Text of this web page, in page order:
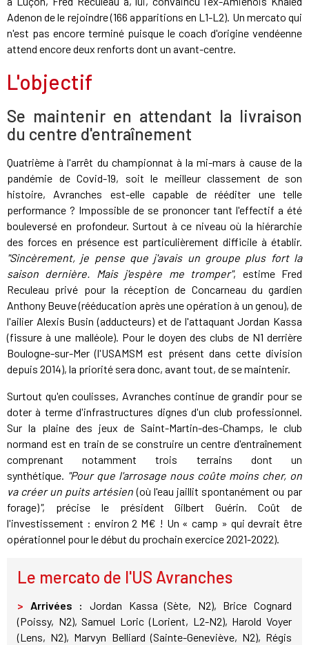
Adenon de le rejoindre (166 apparitions en L1-L2). Un mercato qui
n'est pas encore terminé puisque le coach d'origine vendéenne
attend encore deux renforts dont un avant-centre.
L'objectif
Se maintenir en attendant la livraison
du centre d'entraînement
Quatrième à l'arrêt du championnat à la mi-mars à cause de la
pandémie de Covid-19, soit le meilleur classement de son
histoire, Avranches est-elle capable de rééditer une telle
performance ? Impossible de se prononcer tant l'effectif a été
bouleversé en profondeur. Surtout à ce niveau où la hiérarchie
des forces en présence est particulièrement difficile à établir.
"Sincèrement, je pense que j'avais un groupe plus fort la
saison dernière. Mais j'espère me tromper", estime Fred
Reculeau privé pour la réception de Concarneau du gardien
Anthony Beuve (rééducation après une opération à un genou), de
l'ailier Alexis Busin (adducteurs) et de l'attaquant Jordan Kassa
(fissure à une malléole). Pour le doyen des clubs de N1 derrière
Boulogne-sur-Mer (l'USAMSM est présent dans cette division
depuis 2014), la priorité sera donc, avant tout, de se maintenir.
Surtout qu'en coulisses, Avranches continue de grandir pour se
doter à terme d'infrastructures dignes d'un club professionnel.
Sur la plaine des jeux de Saint-Martin-des-Champs, le club
normand est en train de se construire un centre d'entraînement
comprenant notamment trois terrains dont un
synthétique. "Pour que l'arrosage nous coûte moins cher, on
va créer un puits artésien(où l'eau jaillit spontanément ou par
forage)", précise le président Gilbert Guérin. Coût de
l'investissement : environ 2 M€ ! Un « camp » qui devrait être
opérationnel pour le début du prochain exercice 2021-2022).
Le mercato de l'US Avranches
> Arrivées :
Jordan Kassa (Sète, N2), Brice Cognard
(Poissy, N2), Samuel Loric (Lorient, L2-N2), Harold Voyer
(Lens, N2), Marvyn Belliard (Sainte-Geneviève, N2), Régis